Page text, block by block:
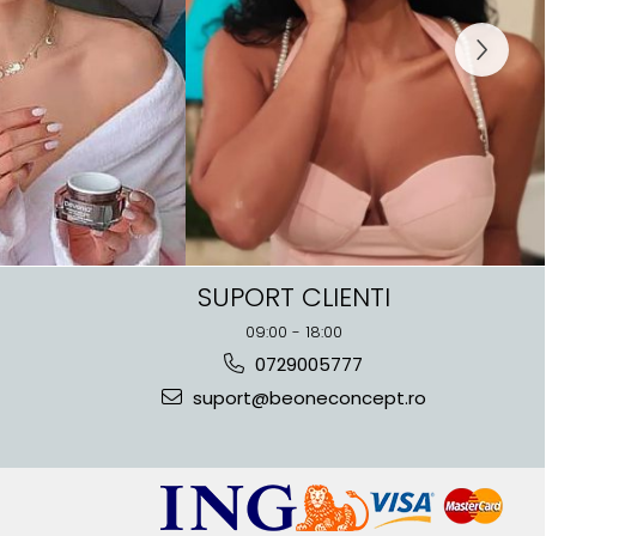
SUPORT CLIENTI
09:00 - 18:00
0729005777
suport@beoneconcept.ro